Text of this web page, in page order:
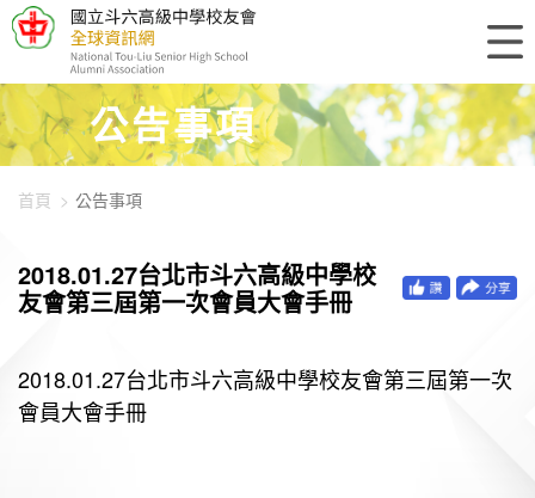
448-896
公告事項
首頁 公告事項
2018.01.27台北市斗六高級中學校
友會第三屆第一次會員大會手冊
2018.01.27台北市斗六高級中學校友會第三屆第一次
會員大會手冊